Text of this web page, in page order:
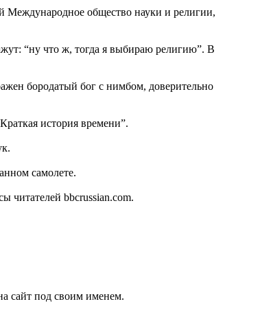
Международное общество науки и религии,
“ну что ж, тогда я выбираю религию”. В
бородатый бог с нимбом, доверительно
история времени”.
самолете.
читателей bbcrussian.com.
сайт под своим именем.